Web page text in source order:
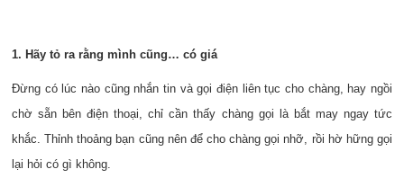
1. Hãy tỏ ra rằng mình cũng… có giá
Đừng có lúc nào cũng nhắn tin và gọi điện liên tục cho chàng, hay ngồi
chờ sẵn bên điện thoại, chỉ cần thấy chàng gọi là bắt may ngay tức
khắc. Thỉnh thoảng bạn cũng nên để cho chàng gọi nhỡ, rồi hờ hững gọi
lại hỏi có gì không.